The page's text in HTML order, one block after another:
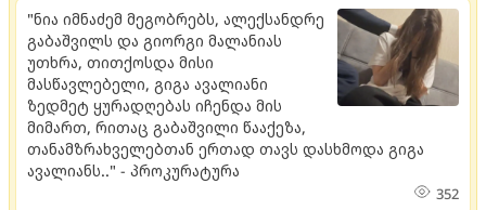
"ნია იმნაძემ მეგობრებს, ალექსანდრე
გაბაშვილს და გიორგი მალანიას
უთხრა, თითქოსდა მისი
მასწავლებელი, გიგა ავალიანი
ზედმეტ ყურადღებას იჩენდა მის
მიმართ, რითაც გაბაშვილი წააქეზა,
თანამზრახველებთან ერთად თავს დასხმოდა გიგა
ავალიანს.." - პროკურატურა
352